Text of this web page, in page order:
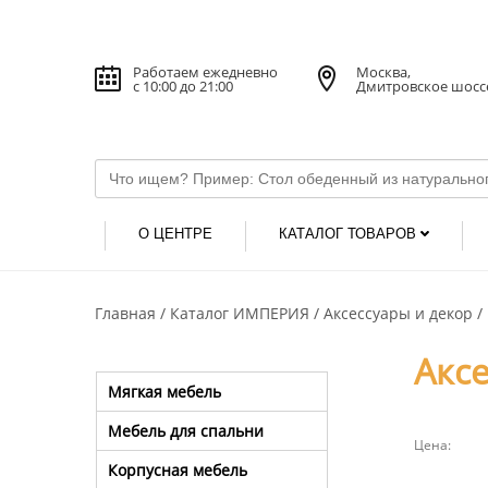
Работаем ежедневно
с 10:00 до 21:00
Москва,
Дмитровское
О ЦЕНТРЕ КАТАЛОГ ТОВАРОВ
Главная Каталог ИМПЕРИЯ Аксессуары и декор
Цена:
Мягкая мебель
Мебель для спальни
Корпусная мебель